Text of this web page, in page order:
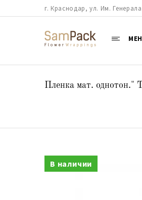
г. Краснодар, ул. Им.
Пленка мат. однотон."
В наличии